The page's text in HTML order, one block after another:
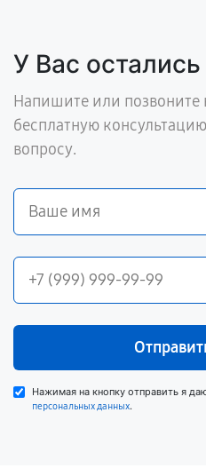
У Вас
Напишите или позвоните
бесплатную
вопросу.
Нажимая на кнопку отправить я
персональных данных.